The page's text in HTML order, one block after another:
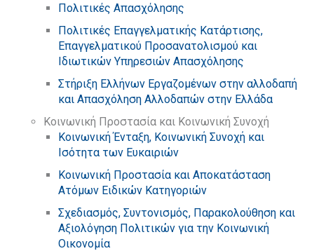
Πολιτικές Απασχόλησης
Πολιτικές Επαγγελματικής Κατάρτισης,
Επαγγελματικού Προσανατολισμού και
Ιδιωτικών Υπηρεσιών Απασχόλησης
Στήριξη Ελλήνων Εργαζομένων στην αλλοδαπή
και Απασχόληση Αλλοδαπών στην Ελλάδα
Κοινωνική Προστασία και Κοινωνική Συνοχή
Κοινωνική Ένταξη, Κοινωνική Συνοχή και
Ισότητα των Ευκαιριών
Κοινωνική Προστασία και Αποκατάσταση
Ατόμων Ειδικών Κατηγοριών
Σχεδιασμός, Συντονισμός, Παρακολούθηση και
Αξιολόγηση Πολιτικών για την Κοινωνική
Οικονομία